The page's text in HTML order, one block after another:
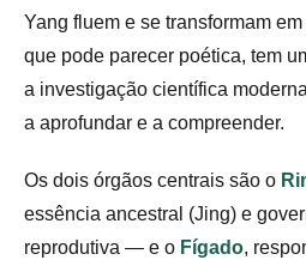
Yang fluem e se transformam
que pode parecer poética, tem
a investigação científica
a aprofundar e a compreender.
Os dois órgãos centrais são o
essência ancestral (Jing) e
reprodutiva — e o Fígado,